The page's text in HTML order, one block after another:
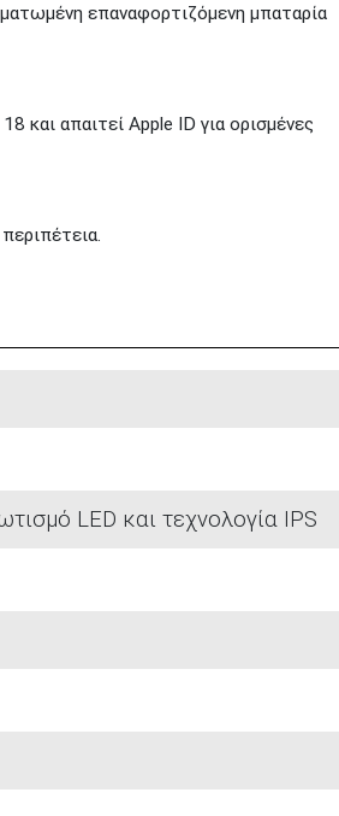
επαναφορτιζόμενη μπαταρία
και απαιτεί Apple ID για ορισμένες
LED και τεχνολογία IPS